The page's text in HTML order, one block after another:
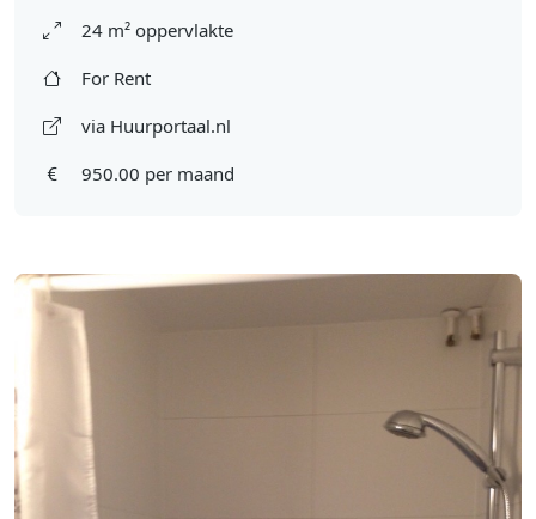
24 m² oppervlakte
For Rent
via Huurportaal.nl
950.00 per maand